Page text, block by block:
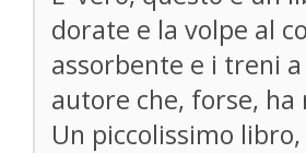
dorate e la volpe al
assorbente e i treni
autore che, forse, ha
Un piccolissimo